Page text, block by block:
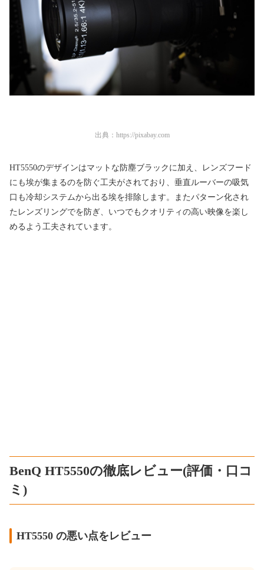
出典： https://pixabay.com
HT5550のデザインはマットな防塵ブラックに加え、レンズフード
にも埃が集まるのを防ぐ工夫がされており、垂直ルーバーの吸気
口も冷却システムから出る埃を排除します。またパターン化され
たレンズリングでを防ぎ、いつでもクオリティの高い映像を楽し
めるよう工夫されています。
BenQ HT5550の徹底レビュー(評価・口コ
ミ)
HT5550 の悪い点をレビュー